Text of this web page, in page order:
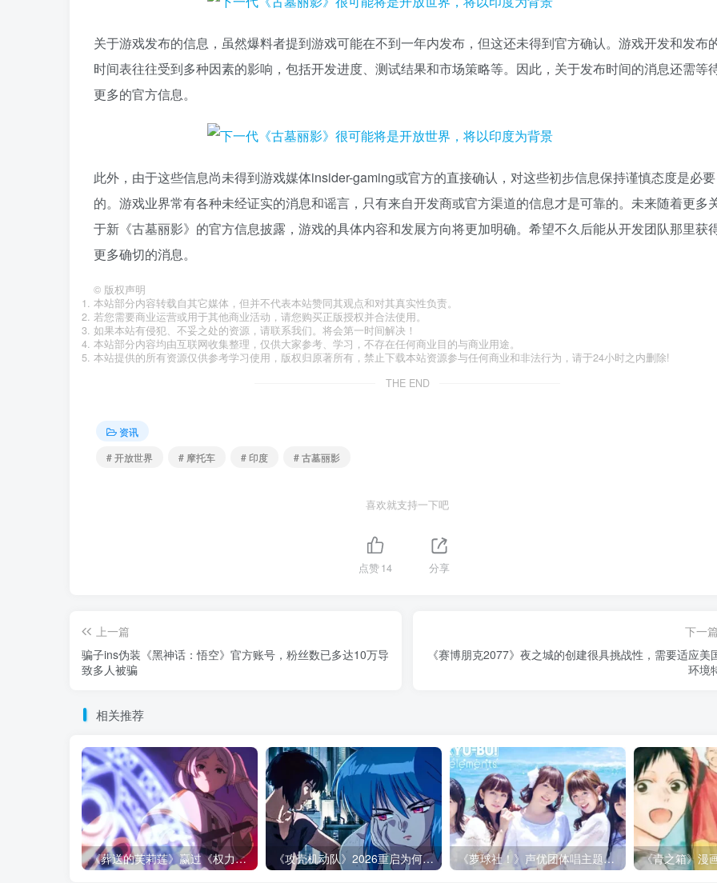
关于游戏发布的信息，虽然爆料者提到游戏可能在不到一年内发布，但这还未得到官方确认。游戏开发和发布
时间表往往受到多种因素的影响，包括开发进度、测试结果和市场策略等。因此，关于发布时间的消息还需等
更多的官方信息。
此外，由于这些信息尚未得到游戏媒体insider-gaming或官方的直接确认，对这些初步信息保持谨慎态度是必要
的。游戏业界常有各种未经证实的消息和谣言，只有来自开发商或官方渠道的信息才是可靠的。未来随着更多
于新《古墓丽影》的官方信息披露，游戏的具体内容和发展方向将更加明确。希望不久后能从开发团队那里获
更多确切的消息。
© 版权声明
本站部分内容转载自其它媒体，但并不代表本站赞同其观点和对其真实性负责。
若您需要商业运营或用于其他商业活动，请您购买正版授权并合法使用。
如果本站有侵犯、不妥之处的资源，请联系我们。将会第一时间解决！
本站部分内容均由互联网收集整理，仅供大家参考、学习，不存在任何商业目的与商业用途。
本站提供的所有资源仅供参考学习使用，版权归原著所有，禁止下载本站资源参与任何商业和非法行为，请于24小时之内删除!
THE END
资讯
# 开放世界
# 摩托车 # 印度 # 古墓丽影
喜欢就支持一下吧
点赞14 分享
上一篇
骗子ins伪装《黑神话：悟空》官方账号，粉丝数已多达10万导
致多人被骗
下一
《赛博朋克2077》夜之城的创建很具挑战性，需要适应美
环境
相关推荐
《葬送的芙莉莲》赢过《权力的游戏》的地方，不是魔法更多！而是从不糊弄代价！ 《攻壳机动队》2026重启为何必须改动原作：忠实从来不是原样照搬！ 《萝球社！》声优团体唱主题曲竟快消失了？别把青春怀念变成逼声优继续当偶像的压力！